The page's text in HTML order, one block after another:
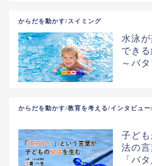
からだを動かす/スイミング
水泳
でき
～バタ
からだを動かす/教育を考える/インタビュ
子ど
法の
「バ